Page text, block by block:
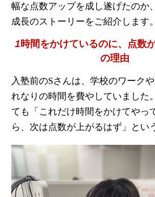
幅な点数アップを成し遂げたのか
成長のストーリーをご紹介します。
1時間をかけているのに、点数
の理由
入塾前のSさんは、学校のワーク
れなりの時間を費やしていました
ても「これだけ時間をかけてやっ
ら、次は点数が上がるはず」とい